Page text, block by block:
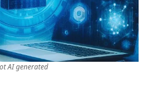
AI generated